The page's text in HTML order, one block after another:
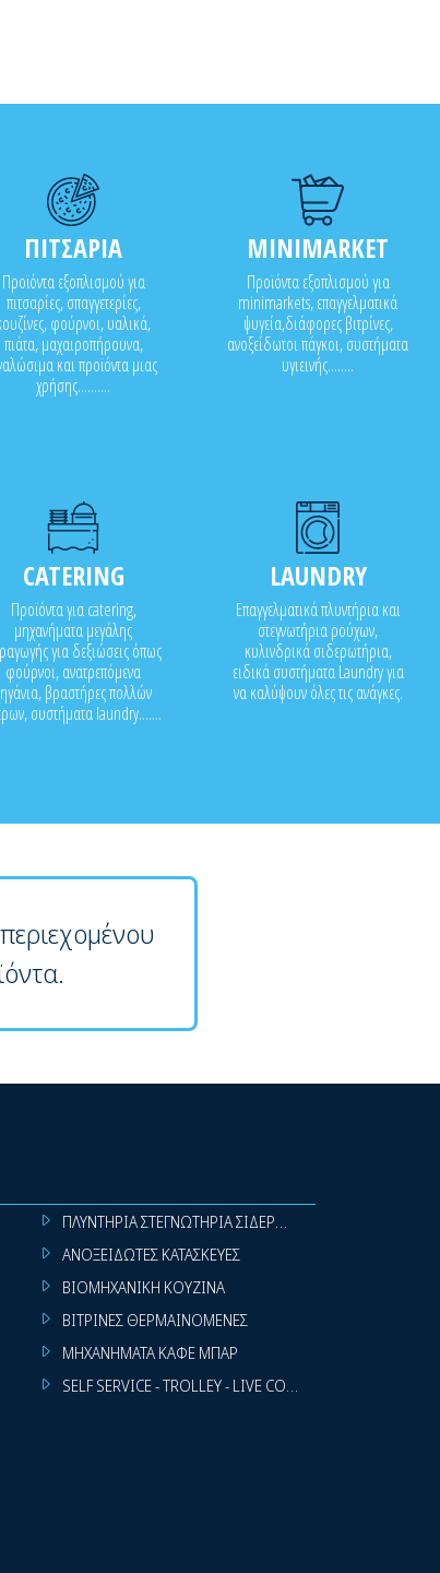
ΠΙΤΣΑΡΙΑ
Προϊόντα εξοπλισμού για
πιτσαρίες, σπαγγετερίες,
φούρνοι, υαλικά,
πιάτα, μαχαιροπήρουνα,
και προϊόντα μιας
χρήσης..........
MINIMARKET
Προϊόντα εξοπλισμού για
minimarkets, επαγγελματικά
ψυγεία,διάφορες βιτρίνες,
ανοξείδωτοι πάγκοι, συστήματα
υγιεινής........
CATERING
Προϊόντα για catering,
μηχανήματα μεγάλης
για δεξιώσεις όπως
φούρνοι, ανατρεπόμενα
βραστήρες πολλών
συστήματα laundry.......
LAUNDRY
Επαγγελματικά πλυντήρια και
στεγνωτήρια ρούχων,
κυλινδρικά σιδερωτήρια,
ειδικά συστήματα Laundry για
να καλύψουν όλες τις ανάγκες.
ΠΛΥΝΤΗΡΙΑ ΣΤΕΓΝΩΤΗΡΙΑ ΣΙΔΕΡΩΤΗΡΙΑ ΡΟΥΧΩΝ
ΑΝΟΞΕΙΔΩΤΕΣ ΚΑΤΑΣΚΕΥΕΣ
ΒΙΟΜΗΧΑΝΙΚΗ ΚΟΥΖΙΝΑ
ΒΙΤΡΙΝΕΣ ΘΕΡΜΑΙΝΟΜΕΝΕΣ
ΜΗΧΑΝΗΜΑΤΑ ΚΑΦΕ ΜΠΑΡ
SELF SERVICE - TROLLEY - LIVE COOKING